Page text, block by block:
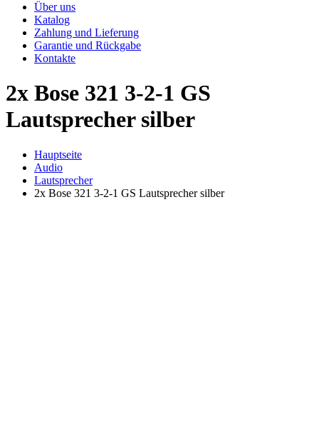
Über uns
Katalog
Zahlung und Lieferung
Garantie und Rückgabe
Kontakte
2x Bose 321 3-2-1 GS
Lautsprecher silber
Hauptseite
Audio
Lautsprecher
2x Bose 321 3-2-1 GS Lautsprecher silber